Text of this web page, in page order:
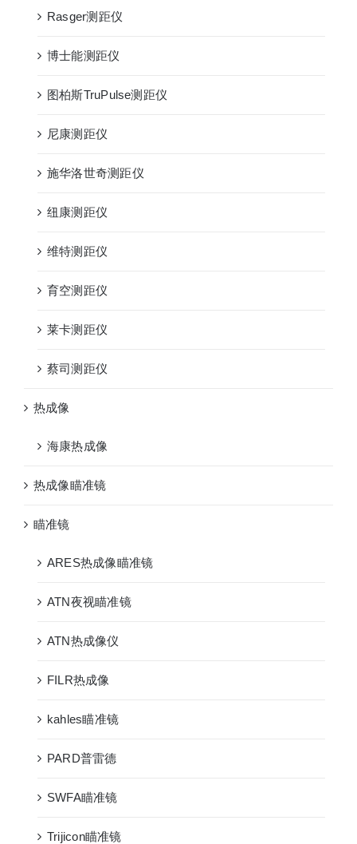
Rasger测距仪
博士能测距仪
图柏斯TruPulse测距仪
尼康测距仪
施华洛世奇测距仪
纽康测距仪
维特测距仪
育空测距仪
莱卡测距仪
蔡司测距仪
热成像
海康热成像
热成像瞄准镜
瞄准镜
ARES热成像瞄准镜
ATN夜视瞄准镜
ATN热成像仪
FILR热成像
kahles瞄准镜
PARD普雷德
SWFA瞄准镜
Trijicon瞄准镜